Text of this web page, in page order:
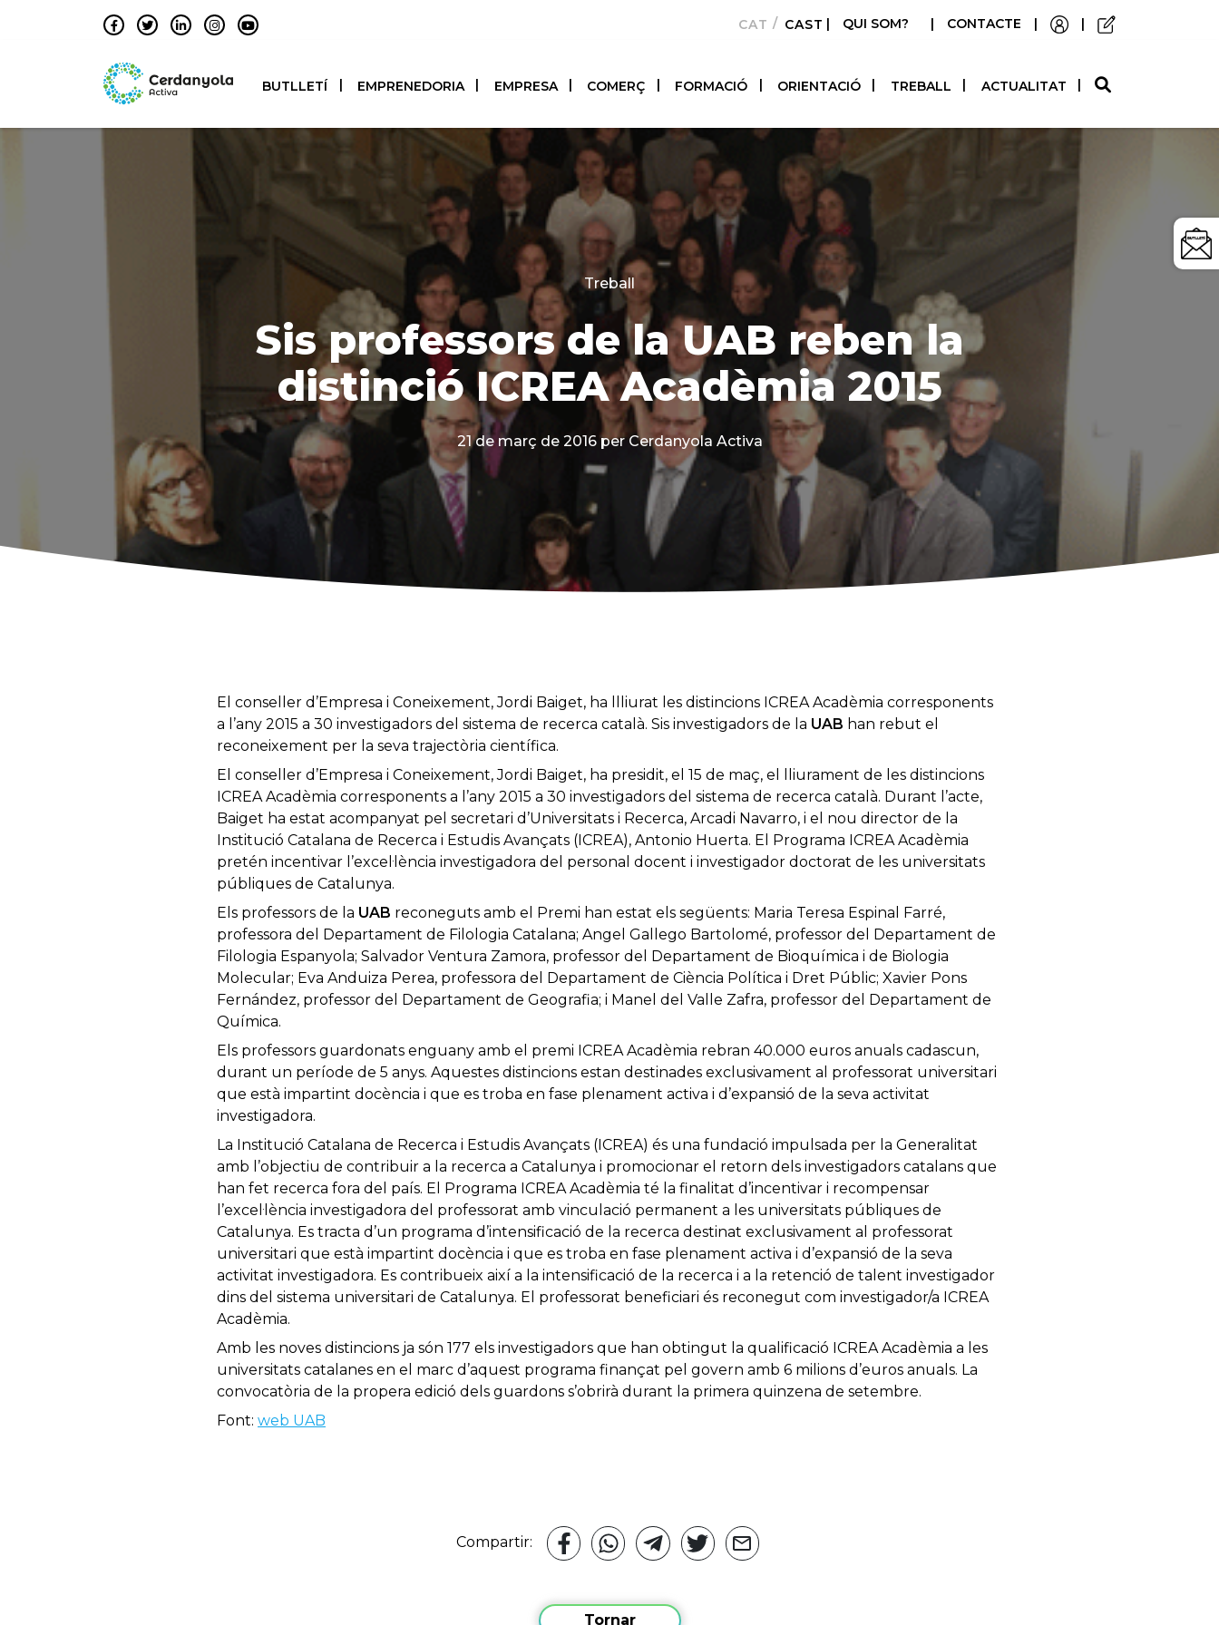
CATALÀCASTELLANO
| QUI SOM? | CONTACTE | |
BUTLLETÍ EMPRENEDORIA EMPRESA COMERÇ FORMACIÓ ORIENTACIÓ TREBALL ACTUALITAT
Categories
Treball
Sis professors de la UAB reben la
distinció ICREA Acadèmia 2015
21 de març de 2016 per Cerdanyola Activa
El conseller d’Empresa i Coneixement, Jordi Baiget, ha llliurat les distincions ICREA Acadèmia corresponents
a l’any 2015 a 30 investigadors del sistema de recerca català. Sis investigadors de la UAB han rebut el
reconeixement per la seva trajectòria científica.
El conseller d’Empresa i Coneixement, Jordi Baiget, ha presidit, el 15 de maç, el lliurament de les distincions
ICREA Acadèmia corresponents a l’any 2015 a 30 investigadors del sistema de recerca català. Durant l’acte,
Baiget ha estat acompanyat pel secretari d’Universitats i Recerca, Arcadi Navarro, i el nou director de la
Institució Catalana de Recerca i Estudis Avançats (ICREA), Antonio Huerta. El Programa ICREA Acadèmia
pretén incentivar l’excel·lència investigadora del personal docent i investigador doctorat de les universitats
públiques de Catalunya.
Els professors de la UAB reconeguts amb el Premi han estat els següents: Maria Teresa Espinal Farré,
professora del Departament de Filologia Catalana; Angel Gallego Bartolomé, professor del Departament de
Filologia Espanyola; Salvador Ventura Zamora, professor del Departament de Bioquímica i de Biologia
Molecular; Eva Anduiza Perea, professora del Departament de Ciència Política i Dret Públic; Xavier Pons
Fernández, professor del Departament de Geografia; i Manel del Valle Zafra, professor del Departament de
Química.
Els professors guardonats enguany amb el premi ICREA Acadèmia rebran 40.000 euros anuals cadascun,
durant un període de 5 anys. Aquestes distincions estan destinades exclusivament al professorat universitari
que està impartint docència i que es troba en fase plenament activa i d’expansió de la seva activitat
investigadora.
La Institució Catalana de Recerca i Estudis Avançats (ICREA) és una fundació impulsada per la Generalitat
amb l’objectiu de contribuir a la recerca a Catalunya i promocionar el retorn dels investigadors catalans que
han fet recerca fora del país. El Programa ICREA Acadèmia té la finalitat d’incentivar i recompensar
l’excel·lència investigadora del professorat amb vinculació permanent a les universitats públiques de
Catalunya. Es tracta d’un programa d’intensificació de la recerca destinat exclusivament al professorat
universitari que està impartint docència i que es troba en fase plenament activa i d’expansió de la seva
activitat investigadora. Es contribueix així a la intensificació de la recerca i a la retenció de talent investigador
dins del sistema universitari de Catalunya. El professorat beneficiari és reconegut com investigador/a ICREA
Acadèmia.
Amb les noves distincions ja són 177 els investigadors que han obtingut la qualificació ICREA Acadèmia a les
universitats catalanes en el marc d’aquest programa finançat pel govern amb 6 milions d’euros anuals. La
convocatòria de la propera edició dels guardons s’obrirà durant la primera quinzena de setembre.
Font: web UAB
Compartir:
Tornar